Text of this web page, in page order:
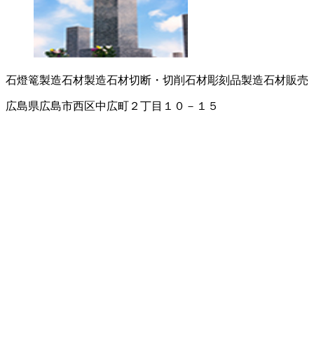
石燈篭製造石材製造石材切断・切削 石材彫刻品製造石材販売
広島県広島市西区中広町２丁目１０－１５